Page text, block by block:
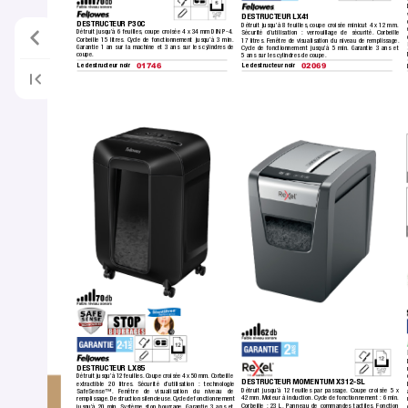
DESTRUCTEUR P30C
Détruit jusqu’à 6 feuilles, coupe croisée 4 x 34 mm DIN P-4.
Corbeille 15 litres. Cycle de fonctionnement jusqu’à 3 min.
Garantie 1 an sur la machine et 3 ans sur les cylindres de
coupe.
Le destructeur noir 01746
DESTRUCTEUR LX41
Détruit jusqu’à 8 feuilles, coupe croisée minicut 4 x 12 mm.
Sécurité d’utilisation : verrouillage de sécurité.
Corbeille
17 litres. Fenêtre de visualisation du niveau de remplissage.
Cycle de fonctionnement jusqu’à 5 min.
Garantie 3 ans et
5 ans sur les cylindres de coupe.
Le destructeur noir 02069
DESTRUCTEUR LX85
Détruit jusqu’à 12 feuilles. Coupe croisée 4 x 50 mm. Corbeille
extractible 20 litres. Sécurité d’utilisation : technologie
SafeSense™.
Fenêtre de visualisation du niveau de
remplissage. Destruction silencieuse. Cycle de fonctionnement
jusqu’à 20 min.
Système stop bourrage. Garantie 3 ans et
DESTRUCTEUR MOMENTUM X312-SL
Détruit jusqu’à 12 feuilles par passage. Coupe croisée 5 x
42 mm. Moteur à induction. Cycle de fonctionnement : 6 min.
Corbeille : 23 L. Panneau de commandes tactiles. Fonction